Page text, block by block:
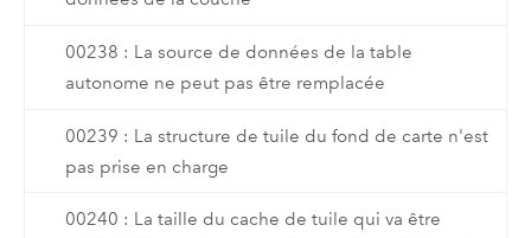
00238 : La source de données de la table
autonome ne peut pas être remplacée
00239 : La structure de tuile du fond de carte n'est
pas prise en charge
00240 : La taille du cache de tuile qui va être